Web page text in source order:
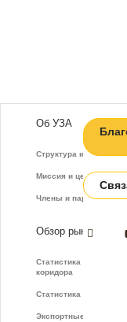
Об УЗА
Структура и функции
Миссия и цели
Члены и партнёры
Обзор рынка
Статистика зернового
коридора
Статистика фрахта
Экспортные показатели